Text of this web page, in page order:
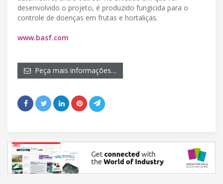
desenvolvido o projeto, é produzido fungicida para o
controle de doenças em frutas e hortaliças.
www.basf.com
Peça mais informações…